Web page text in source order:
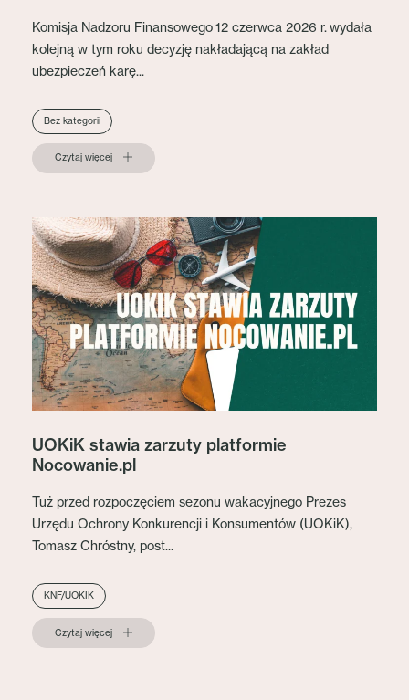
Komisja Nadzoru Finansowego 12 czerwca 2026 r. wydała
kolejną w tym roku decyzję nakładającą na zakład
ubezpieczeń karę...
Bez kategorii
Czytaj więcej
UOKiK stawia zarzuty platformie
Nocowanie.pl
Tuż przed rozpoczęciem sezonu wakacyjnego Prezes
Urzędu Ochrony Konkurencji i Konsumentów (UOKiK),
Tomasz Chróstny, post...
KNF/UOKIK
Czytaj więcej